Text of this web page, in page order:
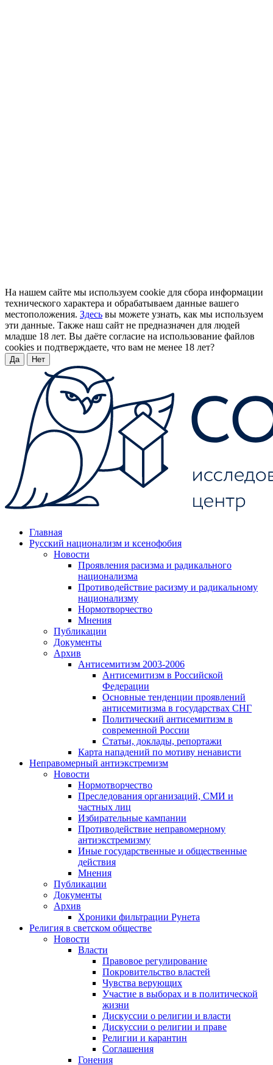
На нашем сайте мы используем cookie для сбора информации
технического характера и обрабатываем данные вашего
местоположения. Здесь вы можете узнать, как мы используем
эти данные. Также наш сайт не предназначен для людей
младше 18 лет. Вы даёте согласие на использование файлов
cookies и подтверждаете, что вам не менее 18 лет?
Да Нет
Главная
Русский национализм и ксенофобия
Новости
Проявления расизма и радикального
национализма
Противодействие расизму и радикальному
национализму
Нормотворчество
Мнения
Публикации
Документы
Архив
Антисемитизм 2003-2006
Антисемитизм в Российской
Федерации
Основные тенденции проявлений
антисемитизма в государствах СНГ
Политический антисемитизм в
современной России
Статьи, доклады, репортажи
Карта нападений по мотиву ненависти
Неправомерный антиэкстремизм
Новости
Нормотворчество
Преследования организаций, СМИ и
частных лиц
Избирательные кампании
Противодействие неправомерному
антиэкстремизму
Иные государственные и общественные
действия
Мнения
Публикации
Документы
Архив
Хроники фильтрации Рунета
Религия в светском обществе
Новости
Власти
Правовое регулирование
Покровительство властей
Чувства верующих
Участие в выборах и в политической
жизни
Дискуссии о религии и власти
Дискуссии о религии и праве
Религии и карантин
Соглашения
Гонения